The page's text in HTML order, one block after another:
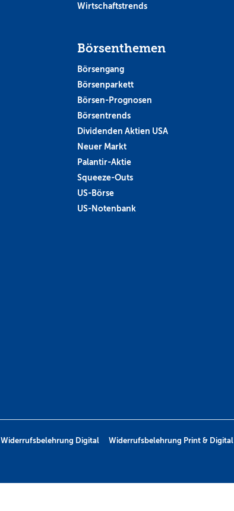
Wirtschaftstrends
Börsenthemen
Börsengang
Börsenparkett
Börsen-Prognosen
Börsentrends
Dividenden Aktien USA
Neuer Markt
Palantir-Aktie
Squeeze-Outs
US-Börse
US-Notenbank
Widerrufsbelehrung Digital Widerrufsbelehrung Print & Digital